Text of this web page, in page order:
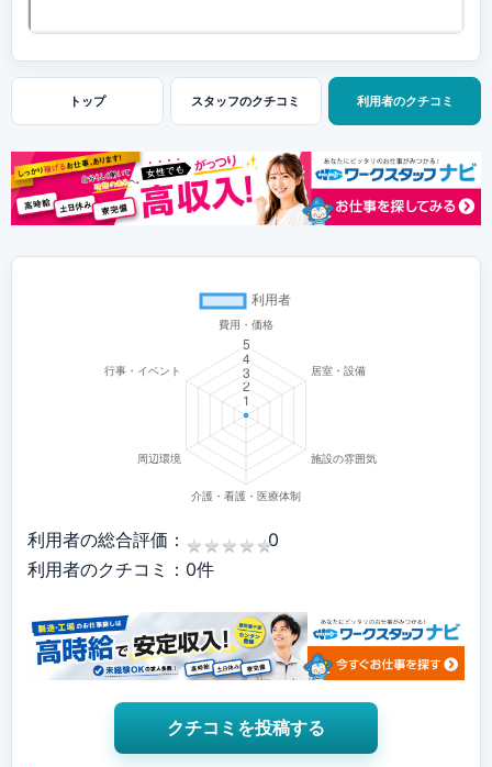
トップ スタッフのクチコミ 利用者のクチコミ
利用者の総合評価： ★ ★ ★ ★ ★
★ ★ ★ ★ ★0
利用者のクチコミ：0件
クチコミを投稿する